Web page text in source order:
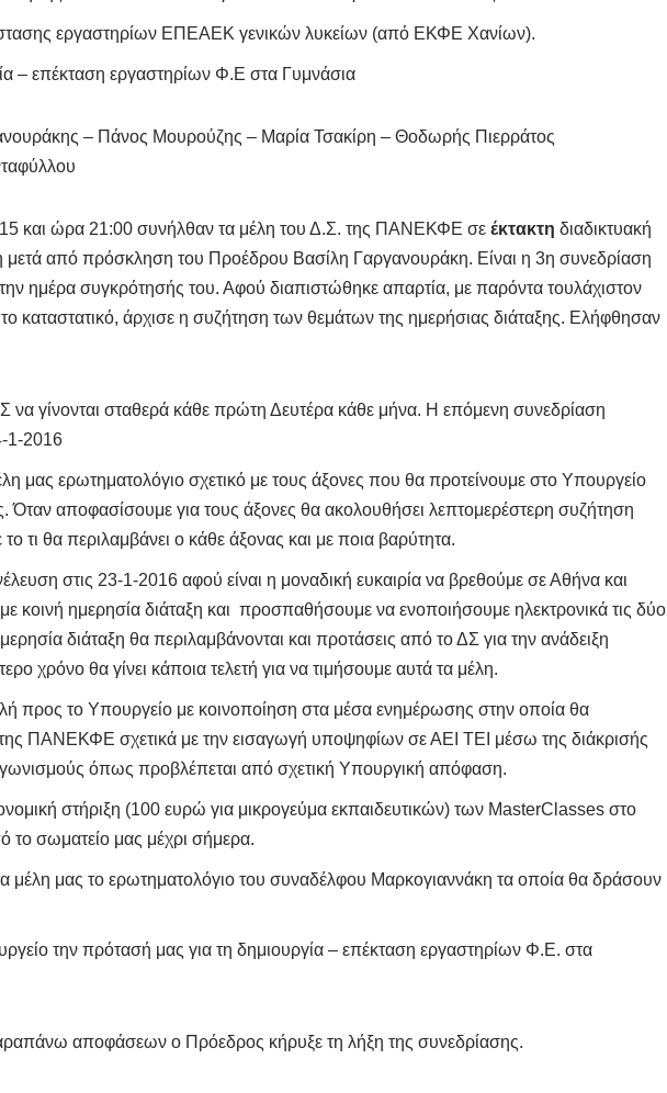
εργαστηρίων ΕΠΕΑΕΚ γενικών λυκείων (από ΕΚΦΕ Χανίων).
– επέκταση εργαστηρίων Φ.Ε στα Γυμνάσια
– Πάνος Μουρούζης – Μαρία Τσακίρη – Θοδωρής Πιερράτος
και ώρα 21:00 συνήλθαν τα μέλη του Δ.Σ. της ΠΑΝΕΚΦΕ σε έκτακτη διαδικτυακή
από πρόσκληση του Προέδρου Βασίλη Γαργανουράκη. Είναι η 3η συνεδρίαση
ημέρα συγκρότησής του. Αφού διαπιστώθηκε απαρτία, με παρόντα τουλάχιστον
καταστατικό, άρχισε η συζήτηση των θεμάτων της ημερήσιας διάταξης. Ελήφθησαν
να γίνονται σταθερά κάθε πρώτη Δευτέρα κάθε μήνα. Η επόμενη συνεδρίαση
1-2016
μας ερωτηματολόγιο σχετικό με τους άξονες που θα προτείνουμε στο Υπουργείο
Όταν αποφασίσουμε για τους άξονες θα ακολουθήσει λεπτομερέστερη συζήτηση
τι θα περιλαμβάνει ο κάθε άξονας και με ποια βαρύτητα.
στις 23-1-2016 αφού είναι η μοναδική ευκαιρία να βρεθούμε σε Αθήνα και
κοινή ημερησία διάταξη και προσπαθήσουμε να ενοποιήσουμε ηλεκτρονικά τις δύο
διάταξη θα περιλαμβάνονται και προτάσεις από το ΔΣ για την ανάδειξη
χρόνο θα γίνει κάποια τελετή για να τιμήσουμε αυτά τα μέλη.
προς το Υπουργείο με κοινοποίηση στα μέσα ενημέρωσης στην οποία θα
ΠΑΝΕΚΦΕ σχετικά με την εισαγωγή υποψηφίων σε ΑΕΙ ΤΕΙ μέσω της διάκρισής
όπως προβλέπεται από σχετική Υπουργική απόφαση.
στήριξη (100 ευρώ για μικρογεύμα εκπαιδευτικών) των MasterClasses στο
σωματείο μας μέχρι σήμερα.
μέλη μας το ερωτηματολόγιο του συναδέλφου Μαρκογιαννάκη τα οποία θα δράσουν
την πρότασή μας για τη δημιουργία – επέκταση εργαστηρίων Φ.Ε. στα
αποφάσεων ο Πρόεδρος κήρυξε τη λήξη της συνεδρίασης.